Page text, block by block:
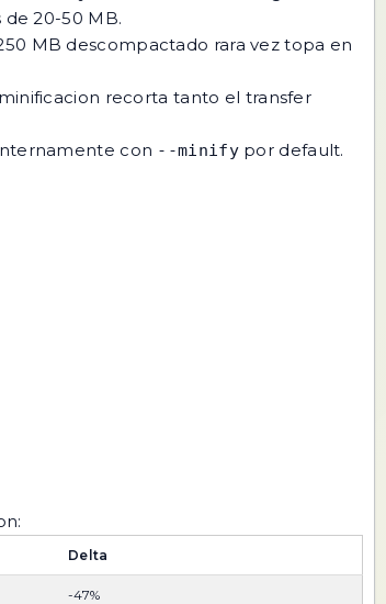
20-50 MB.
MB descompactado rara vez topa en
recorta tanto el transfer
con --minifypor default.
Delta
-47%